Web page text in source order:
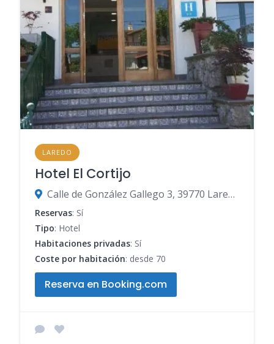
LAREDO
Hotel El Cortijo
Calle de González Gallego 3, 39770 Laredo, Cantabria, España
Reservas: Sí
Tipo: Hotel
Habitaciones privadas: Sí
Coste por habitación: desde 70
Reserva en Booking.com